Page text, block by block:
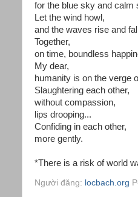
for the blue sky and calm
Let the wind howl,
and the waves rise and
Together,
on time, boundless
My dear,
humanity is on the verge
Slaughtering each other,
without compassion,
lips drooping...
Confiding in each other,
more gently.
*There is a risk of world
Người đăng: locbach.org